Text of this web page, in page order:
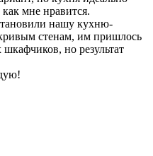
мне нравится.
нашу кухню-
стенам, им пришлось
но результат